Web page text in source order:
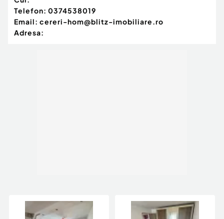
Telefon: 0374538019
Email: cereri-hom@blitz-imobiliare.ro
Adresa: